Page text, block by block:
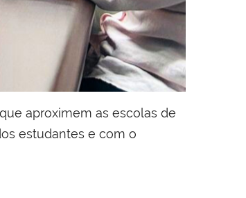
aproximem as escolas de
estudantes e com o